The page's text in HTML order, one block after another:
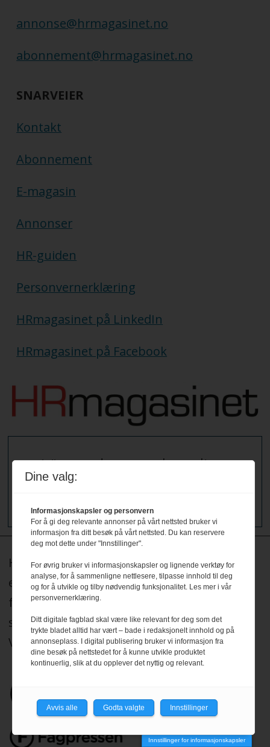
annonse@hrmagasinet.no
abonnement@hrmagasinet.no
SNARVEIER
Kontakt
Abonnement
E-magasin
Annonser
HR-guiden
Personvernerklæring
HRmagasinet på LinkedIn
HRmagasinet på Facebook
Vi sender ut ukentlige
nyhetsbrev - meld deg på
HRmagasinet og hrmagasinet.no redigeres
etter Redaktørplakaten, og legger til grunn
for sitt arbeid de etiske normer og plikter
som er formulert i Norsk Presseforbunds
Vær Varsom-plakat.Les mer.
Innstillinger for informasjonskapsler
Dine valg:
Informasjonskapsler og personvern
For å gi deg relevante annonser på vårt nettsted bruker vi
informasjon fra ditt besøk på vårt nettsted. Du kan reservere
deg mot dette under "Innstillinger".
For øvrig bruker vi informasjonskapsler og lignende verktøy for
analyse, for å sammenligne nettlesere, tilpasse innhold til deg
og for å utvikle og tilby nødvendig funksjonalitet. Les mer i vår
personvernerklæring.
Ditt digitale fagblad skal være like relevant for deg som det
trykte bladet alltid har vært – bade i redaksjonelt innhold og på
annonseplass. I digital publisering bruker vi informasjon fra
dine besøk på nettstedet for å kunne utvikle produktet
kontinuerlig, slik at du opplever det nyttig og relevant.
Avvis alle Godta valgte Innstillinger